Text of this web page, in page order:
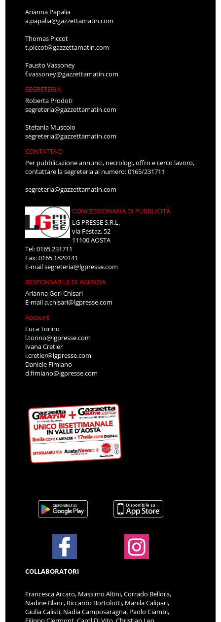
Arianna Papalia
a.papalia@gazzettamatin.com
Thomas Piccot
t.piccot@gazzettamatin.com
Fausto Vassoney
f.vassoney@gazzettamatin.com
SEGRETERIA
Roberta Prodoti
segreteria@gazzettamatin.com
Stefania Muscolo
segreteria@gazzettamatin.com
CONTATTACI
Per pubblicazione annunci, necrologi, offro e cerco lavoro,
contattare la segreteria al numero: 0165/231711
segreteria@gazzettamatin.com
CONCESSIONARIA DI PUBBLICITÀ
LG PRESSE S.R.L.
via Festaz, 52
11100 AOSTA
Tel: 0165.231711
Fax: 0165.1820141
E-mailsegreteria@lgpresse.com
RESPONSABILE DI AGENZIA
Arianna Gori Chisari
E-maila.chisari@lgpresse.com
Account
Luca Torino
l.torino@lgpresse.com
Ivana Cretier
i.cretier@lgpresse.com
Daniele Fimiano
d.fimiano@lgpresse.com
COLLABORATORI
Francesca Arcaro, Massimo Altini, Corrado Bellora,
Nadine Blanc, Riccardo Bortolotti, Manila Calipari,
Giulia Calisti, Nadia Camposaragna, Paolo Ciambi,